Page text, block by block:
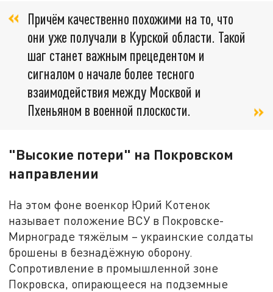
Причём качественно похожими на то, что
они уже получали в Курской области. Такой
шаг станет важным прецедентом и
сигналом о начале более тесного
взаимодействия между Москвой и
Пхеньяном в военной плоскости.
"Высокие потери" на Покровском
направлении
На этом фоне военкор Юрий Котенок
называет положение ВСУ в Покровске-
Мирнограде тяжёлым – украинские солдаты
брошены в безнадёжную оборону.
Сопротивление в промышленной зоне
Покровска, опирающееся на подземные